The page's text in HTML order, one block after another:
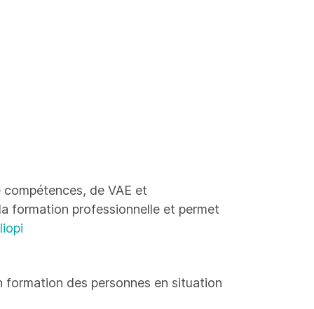
de VAE et
formation professionnelle et permet
des personnes en situation